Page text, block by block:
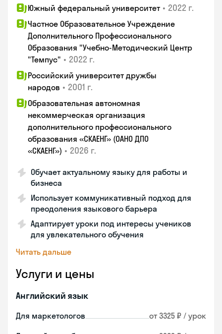
Южный федеральный университет • 2022 г.
Частное Образовательное Учреждение
Дополнительного Профессионального
Образования "Учебно-Методический Центр
"Темпус" • 2022 г.
Российский университет дружбы
народов • 2001 г.
Образовательная автономная
некоммерческая организация
дополнительного профессионального
образования «СКАЕНГ» (ОАНО ДПО
«СКАЕНГ») • 2026 г.
Обучает актуальному языку для работы и
бизнеса
Использует коммуникативный подход для
преодоления языкового барьера
Адаптирует уроки под интересы учеников
для увлекательного обучения
Читать дальше
Услуги и цены
Английский язык
Для маркетологов от 3325 ₽ / урок